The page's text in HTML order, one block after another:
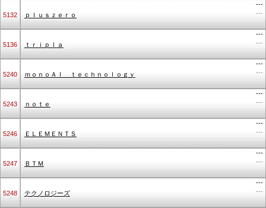
5132 ｐｌｕｓｚｅｒｏ
---
---
5136 ｔｒｉｐｌａ
---
---
5240 ｍｏｎｏＡＩ ｔｅｃｈｎｏｌｏｇｙ
---
---
5243 ｎｏｔｅ
---
---
5246 ＥＬＥＭＥＮＴＳ
---
---
5247 ＢＴＭ
---
---
5248 テクノロジーズ
---
---